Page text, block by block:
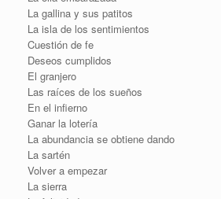
La gallina y sus patitos
La isla de los sentimientos
Cuestión de fe
Deseos cumplidos
El granjero
Las raíces de los sueños
En el infierno
Ganar la lotería
La abundancia se obtiene dando
La sartén
Volver a empezar
La sierra